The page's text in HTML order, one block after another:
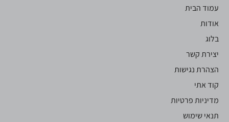
עמוד הבית
אודות
בלוג
יצירת קשר
הצהרת נגישות
קוד אתי
מדיניות פרטיות
תנאי שימוש